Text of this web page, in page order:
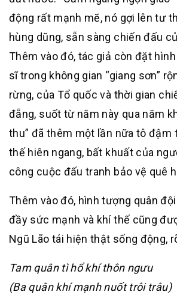
động rất mạnh mẽ, nó gợi lên tư
hùng dũng, sẵn sàng chiến đấu
Thêm vào đó, tác giả còn đặt
sĩ trong không gian “giang sơn”
rừng, của Tổ quốc và thời gian
đẵng, suốt từ năm này qua năm
thu” đã thêm một lần nữa tô
thế hiên ngang, bất khuất của
công cuộc đấu tranh bảo vệ quê
Thêm vào đó, hình tượng quân
đầy sức mạnh và khí thế cũng
Ngũ Lão tái hiện thật sống động,
Tam quân tì hổ khí thôn ngưu
(Ba quân khí mạnh nuốt trôi trâu)